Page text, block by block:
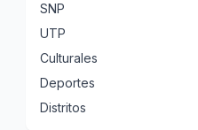
SNP
UTP
Culturales
Deportes
Distritos